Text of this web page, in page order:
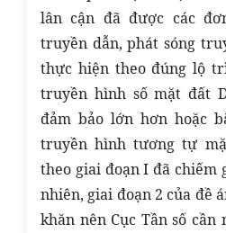
lân cận đã được các
truyền dẫn, phát sóng
thực hiện theo đúng lộ
truyền hình số mặt đất
đảm bảo lớn hơn hoặc
truyền hình tương tự
theo giai đoạn I đã chiếm
nhiên, giai đoạn 2 của đề
khăn nên Cục Tần số cần